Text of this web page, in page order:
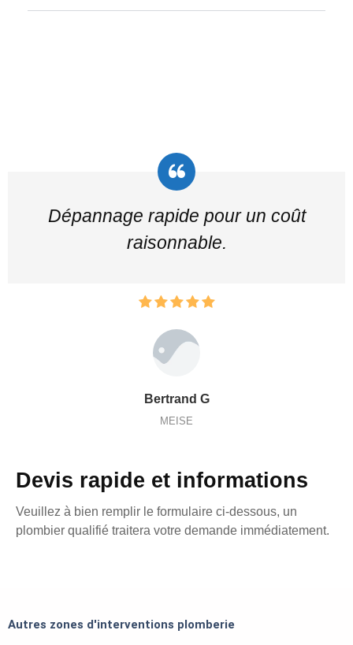
Dépannage rapide pour un coût
raisonnable.
Bertrand G
MEISE
Devis rapide et informations
Veuillez à bien remplir le formulaire ci-dessous, un
plombier qualifié traitera votre demande immédiatement.
Autres zones d'interventions plomberie